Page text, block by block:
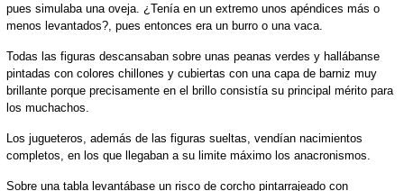
pues simulaba una oveja. ¿Tenía en un extremo unos apéndices más o
menos levantados?, pues entonces era un burro o una vaca.
Todas las figuras descansaban sobre unas peanas verdes y hallábanse
pintadas con colores chillones y cubiertas con una capa de barniz muy
brillante porque precisamente en el brillo consistía su principal mérito para
los muchachos.
Los jugueteros, además de las figuras sueltas, vendían nacimientos
completos, en los que llegaban a su limite máximo los anacronismos.
Sobre una tabla levantábase un risco de corcho pintarrajeado con